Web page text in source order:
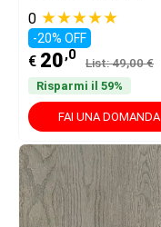
0 ★★★★★
-20% OFF
€ 20,0 List: 49,00 €
Risparmi il 59%
FAI UNA DOMANDA